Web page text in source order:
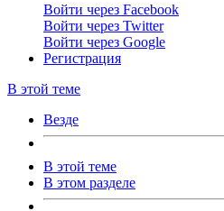
Войти через Facebook
Войти через Twitter
Войти через Google
Регистрация
В этой теме
Везде
В этой теме
В этом разделе